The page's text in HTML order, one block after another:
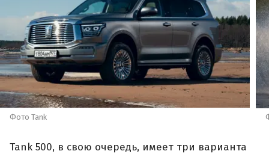
Фото Tank
Tank 500, в свою очередь, имеет три варианта